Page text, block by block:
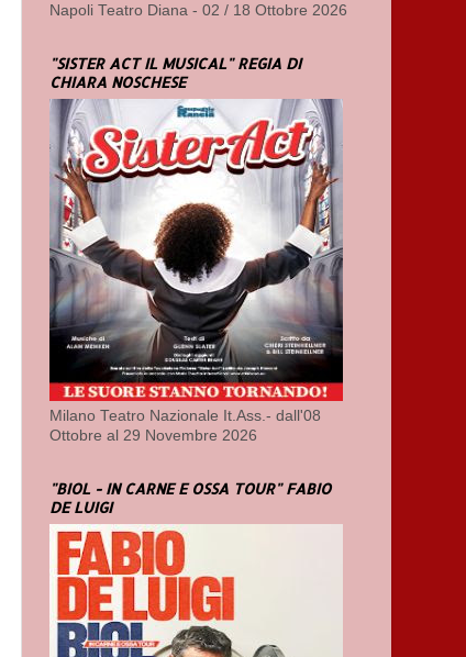
Napoli Teatro Diana - 02 / 18 Ottobre 2026
"SISTER ACT IL MUSICAL" REGIA DI
CHIARA NOSCHESE
Milano Teatro Nazionale It.Ass.- dall'08
Ottobre al 29 Novembre 2026
"BIOL - IN CARNE E OSSA TOUR" FABIO
DE LUIGI